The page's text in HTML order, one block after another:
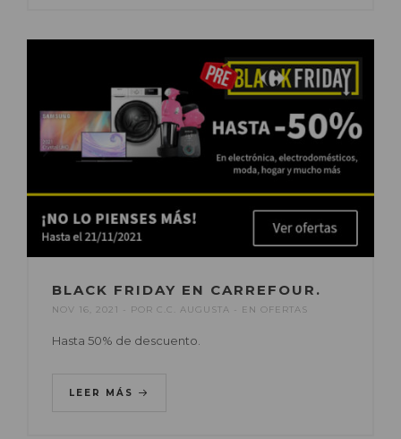
BLACK FRIDAY EN CARREFOUR.
NOV 16, 2021 POR C.C. AUGUSTA EN OFERTAS
Hasta 50% de descuento.
LEER MÁS